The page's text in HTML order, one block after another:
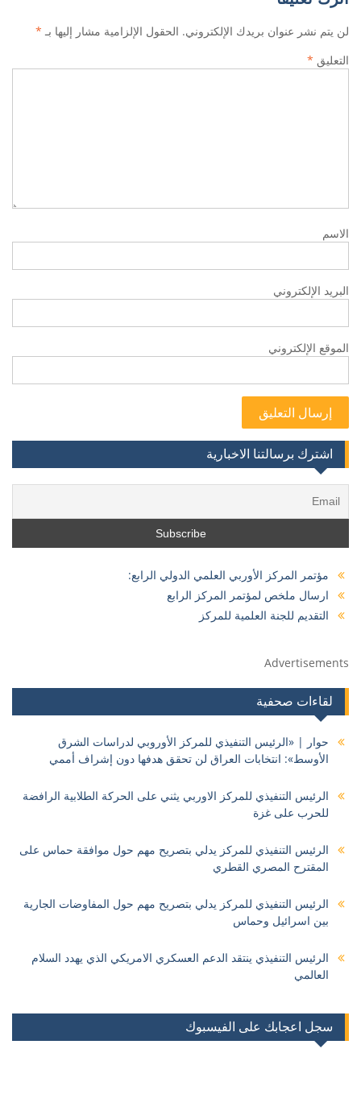
لن يتم نشر عنوان بريدك الإلكتروني. الحقول الإلزامية مشار إليها بـ *
التعليق *
الاسم
البريد الإلكتروني
الموقع الإلكتروني
لقاءات صحفية
حوار | «الرئيس التنفيذي للمركز الأوروبي لدراسات الشرق
الأوسط»: انتخابات العراق لن تحقق هدفها دون إشراف أممي
الرئيس التنفيذي للمركز الاوربي يثني على الحركة الطلابية الرافضة
للحرب على غزة
الرئيس التنفيذي للمركز يدلي بتصريح مهم حول موافقة حماس على
المقترح المصري القطري
الرئيس التنفيذي للمركز يدلي بتصريح مهم حول المفاوضات الجارية
بين اسرائيل وحماس
الرئيس التنفيذي ينتقد الدعم العسكري الامريكي الذي يهدد السلام
العالمي
سجل اعجابك على الفيسبوك
اشترك برسالتنا الاخبارية
مؤتمر المركز الأوربي العلمي الدولي الرابع:
ارسال ملخص لمؤتمر المركز الرابع
التقديم للجنة العلمية للمركز
Advertisements